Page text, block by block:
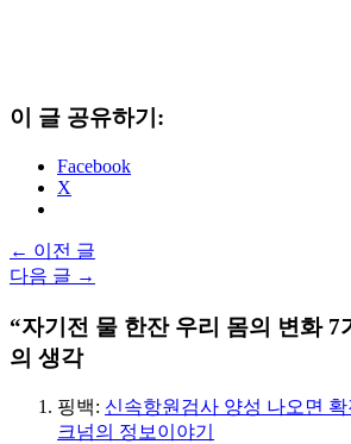
이 글 공유하기:
Facebook
X
← 이전 글
다음 글 →
“자기전 물 한잔 우리 몸의 변화 7
의 생각
핑백: 신속항원검사 양성 나오면 확
크넘의 정보이야기